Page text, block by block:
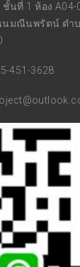
นที่ 1 ห้อง A04-
มณีนพรัตน์ ตำบ
451-3628